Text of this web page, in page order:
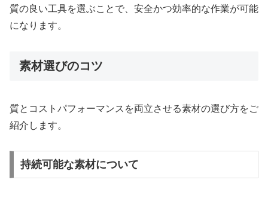
質の良い工具を選ぶことで、安全かつ効率的な作業が可能
になります。
素材選びのコツ
質とコストパフォーマンスを両立させる素材の選び方をご
紹介します。
持続可能な素材について